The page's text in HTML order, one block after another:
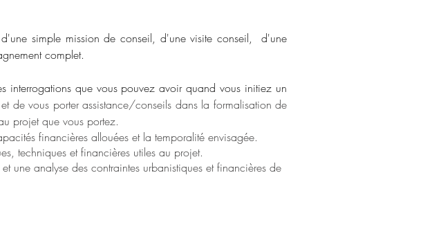
simple mission de conseil, d'une visite conseil, d'une
complet.
interrogations que vous pouvez avoir quand vous initiez un
de vous porter assistance/conseils dans la formalisation de
projet que vous portez.
financières allouées et la temporalité envisagée.
techniques et financières utiles au projet.
une analyse des contraintes urbanistiques et financières de